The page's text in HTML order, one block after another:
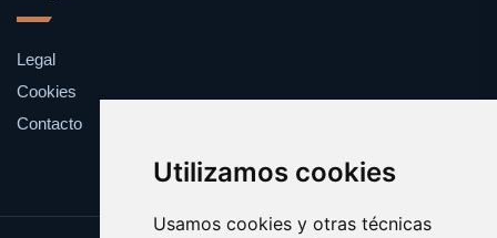
Utilizamos cookies
Usamos cookies y otras técnicas
Legal
Cookies
Contacto